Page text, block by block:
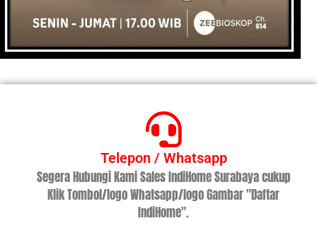
Telepon / Whatsapp
Segera Hubungi Kami Sales IndiHome Surabaya cukup
Klik Tombol/logo Whatsapp/logo Gambar "Daftar
IndiHome".